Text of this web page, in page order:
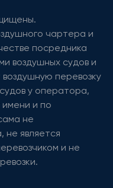
чартера и
посредника
воздушных судов и
перевозку
у оператора,
имени и по
не
не является
и не